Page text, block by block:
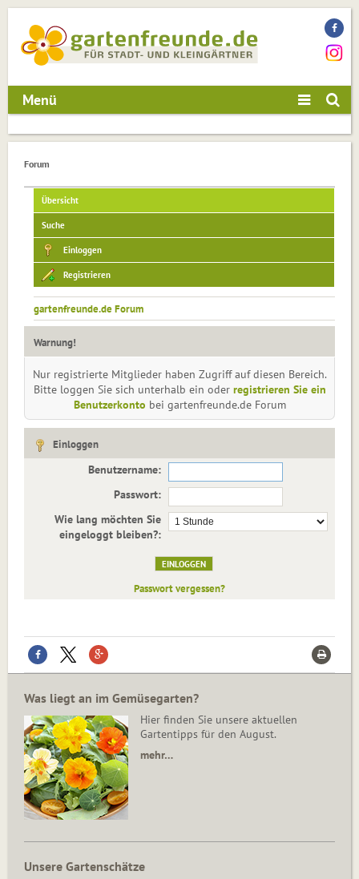
Menü
Forum
Übersicht
Suche
Einloggen
Registrieren
gartenfreunde.de Forum
Warnung!
Nur registrierte Mitglieder haben Zugriff auf diesen Bereich.
Bitte loggen Sie sich unterhalb ein oder registrieren Sie ein
Benutzerkonto bei gartenfreunde.de Forum
Einloggen
Benutzername:
Passwort:
Wie lang möchten Sie
eingeloggt bleiben?:
Passwort vergessen?
Was liegt an im Gemüsegarten?
Hier finden Sie unsere aktuellen
Gartentipps für den August.
mehr…
Unsere Gartenschätze